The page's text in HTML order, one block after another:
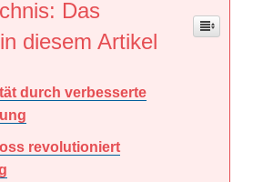
Das
diesem Artikel
durch verbesserte
revolutioniert